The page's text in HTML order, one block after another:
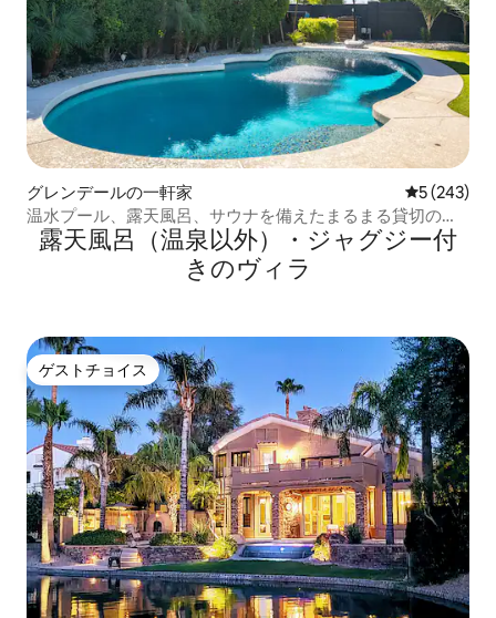
グレンデールの一軒家 レビュー
5 (243)
温水プール、露天風呂、サウナを備えたまるまる貸切の宿
泊先
露天風呂（温泉以外）・ジャグジー付
きのヴィラ
ゲストチョイス
ゲストチョイス